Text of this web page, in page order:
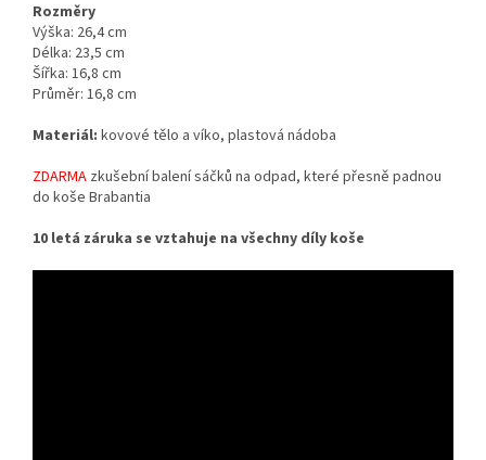
Rozměry
Výška: 26,4 cm
Délka: 23,5 cm
Šířka: 16,8 cm
Průměr: 16,8 cm
Materiál: kovové tělo a víko, plastová nádoba
ZDARMA zkušební balení sáčků na odpad, které přesně padnou
do koše Brabantia
10 letá záruka se vztahuje na všechny díly koše